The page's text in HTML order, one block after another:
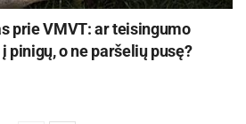
prie VMVT: ar teisingumo
pinigų, o ne paršelių pusę?